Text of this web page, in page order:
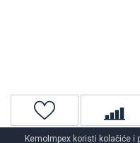
KemoImpex koristi kolačiće